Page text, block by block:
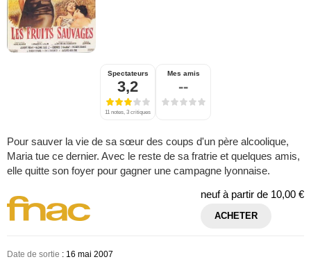
Spectateurs
3,2
11 notes, 3 critiques
Mes amis
--
Pour sauver la vie de sa sœur des coups d'un père alcoolique,
Maria tue ce dernier. Avec le reste de sa fratrie et quelques amis,
elle quitte son foyer pour gagner une campagne lyonnaise.
neuf à partir de 10,00 €
ACHETER
Date de sortie : 16 mai 2007